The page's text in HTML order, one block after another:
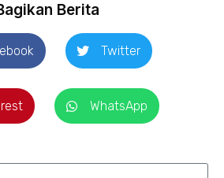
Berita
Twitter
WhatsApp